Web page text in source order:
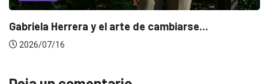
Gabriela Herrera y el arte de cambiarse...
2026/07/16